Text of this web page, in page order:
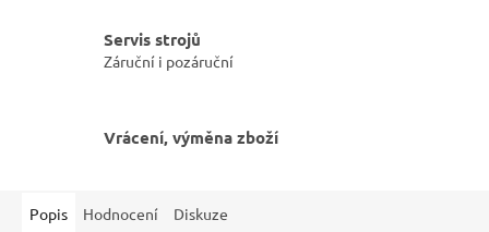
Servis strojů
Záruční i pozáruční
Vrácení, výměna zboží
Popis Hodnocení Diskuze